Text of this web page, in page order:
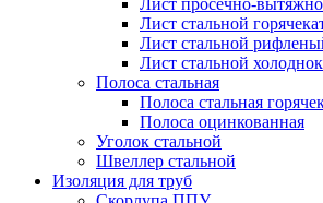
Лист просечно-
Лист стальной
Лист стальной
Лист стальной
Полоса стальная
Полоса стальная
Полоса оцинкованная
Уголок стальной
Швеллер стальной
Изоляция для труб